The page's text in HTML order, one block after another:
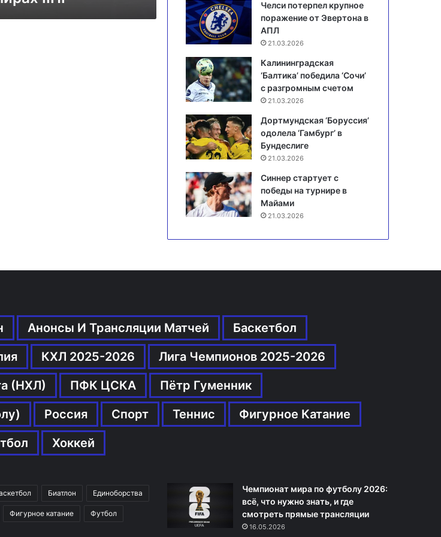
Челси потерпел крупное
поражение от Эвертона в
АПЛ
21.03.2026
Калининградская
‘Балтика’ победила ‘Сочи’
с разгромным счетом
21.03.2026
Дортмундская ‘Боруссия’
одолела ‘Гамбург’ в
Бундеслиге
21.03.2026
Синнер стартует с
победы на турнире в
Майами
21.03.2026
Анонсы И Трансляции Матчей
Баскетбол
КХЛ 2025-2026
Лига Чемпионов 2025-2026
(НХЛ)
ПФК ЦСКА
Пётр Гуменник
Россия Спорт Теннис
Фигурное Катание
Хоккей
Биатлон Единоборства
Фигурное катание Футбол
Чемпионат мира по футболу 2026:
всё, что нужно знать, и где
смотреть прямые трансляции
16.05.2026